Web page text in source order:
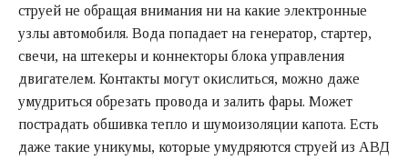
струей не обращая внимания ни на какие электронные
узлы автомобиля. Вода попадает на генератор, стартер,
свечи, на штекеры и коннекторы блока управления
двигателем. Контакты могут окислиться, можно даже
умудриться обрезать провода и залить фары. Может
пострадать обшивка тепло и шумоизоляции капота. Есть
даже такие уникумы, которые умудряются струей из АВД